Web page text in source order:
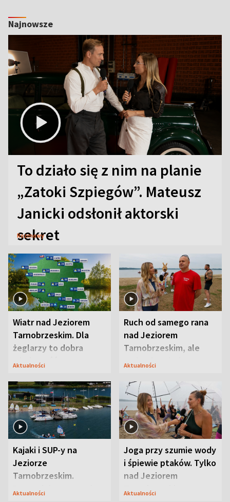
Najnowsze
To działo się z nim na planie
„Zatoki Szpiegów”. Mateusz
Janicki odsłonił aktorski
sekret
Rozmowy
Wiatr nad Jeziorem
Tarnobrzeskim. Dla
żeglarzy to dobra
wiadomość
Aktualności
Ruch od samego rana
nad Jeziorem
Tarnobrzeskim, ale
ważna jest jedna
Aktualności
Kajaki i SUP-y na
Jeziorze
Tarnobrzeskim.
Przyrodnicy zwracają
Aktualności
Joga przy szumie wody
i śpiewie ptaków. Tylko
nad Jeziorem
Tarnobrzeskim
Aktualności